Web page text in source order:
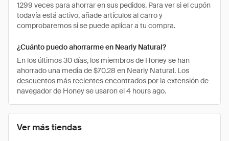
Ver más tiendas
1299 veces para ahorrar en sus pedidos. Para ver si el cupón
todavía está activo, añade artículos al carro y
comprobaremos si se puede aplicar a tu compra.
¿Cuánto puedo ahorrarme en Nearly Natural?
En los últimos 30 días, los miembros de Honey se han
ahorrado una media de $70.28 en Nearly Natural. Los
descuentos más recientes encontrados por la extensión de
navegador de Honey se usaron el 4 hours ago.